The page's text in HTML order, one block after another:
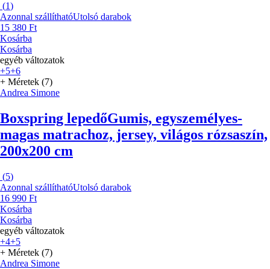
(1)
Azonnal szállíthatóUtolsó darabok
15 380 Ft
Kosárba
Kosárba
egyéb változatok
+5+6
+ Méretek (7)
Andrea Simone
Boxspring lepedőGumis, egyszemélyes-
magas matrachoz, jersey, világos rózsaszín,
200x200 cm
(5)
Azonnal szállíthatóUtolsó darabok
16 990 Ft
Kosárba
Kosárba
egyéb változatok
+4+5
+ Méretek (7)
Andrea Simone